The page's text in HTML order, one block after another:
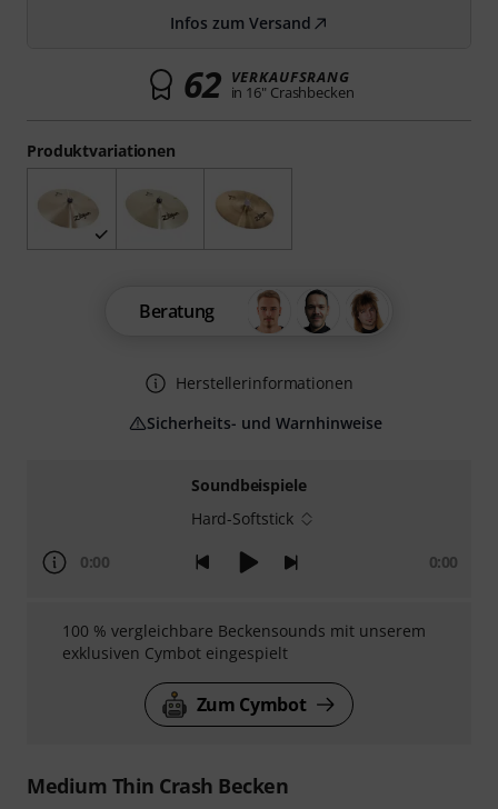
Soundbeispiele
Hard-Softstick
0:00 0:00
100 % vergleichbare Beckensounds mit unserem
exklusiven Cymbot eingespielt
Zum Cymbot
Medium Thin Crash Becken
Produktvariationen
Infos zum Versand
62 VERKAUFSRANG
in 16" Crashbecken
Beratung
Herstellerinformationen
Sicherheits- und Warnhinweise